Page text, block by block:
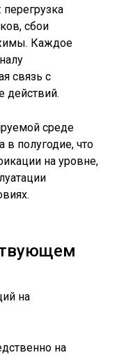
сбои
Каждое
связь с
действий.
среде
в полугодие, что
на уровне,
на